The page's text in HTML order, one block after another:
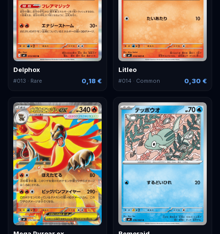
Delphox
#013 · Rare 0,18 €
Litleo
#014 · Common 0,30 €